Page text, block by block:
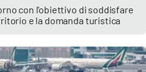
con l'obiettivo di soddisfare
e la domanda turistica